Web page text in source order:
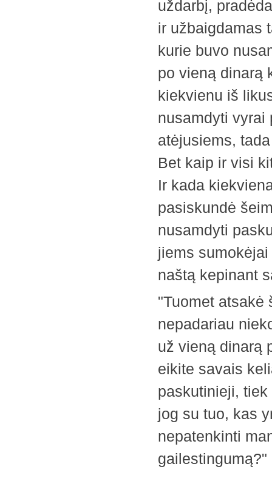
uždarbį,
ir užbaigdamas
kurie buvo
po vieną dinarą
kiekvienu iš
nusamdyti vyrai
atėjusiems,
Bet kaip ir visi
Ir kada
pasiskundė
nusamdyti
jiems
naštą kepinant
"Tuomet atsakė
nepadariau
už vieną dinarą
eikite savais
paskutinieji,
jog su tuo, kas
nepatenkinti
gailestingumą?"